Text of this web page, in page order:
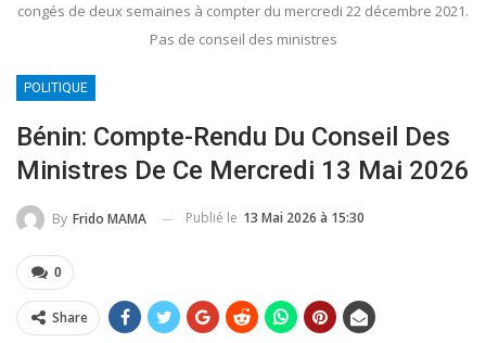
congés de deux semaines à compter du mercredi 22 décembre 2021.
Pas de conseil des ministres
POLITIQUE
Bénin: Compte-Rendu Du Conseil Des
Ministres De Ce Mercredi 13 Mai 2026
By Frido MAMA Publié le 13 Mai 2026 à 15:30
0
Share